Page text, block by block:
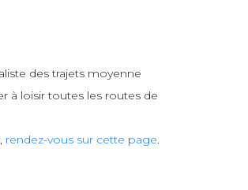
des trajets moyenne
à loisir toutes les routes de
rendez-vous sur cette page.